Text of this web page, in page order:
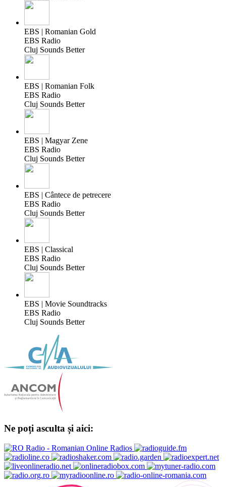
EBS | Romanian Gold
EBS Radio
Cluj Sounds Better
EBS | Romanian Folk
EBS Radio
Cluj Sounds Better
EBS | Magyar Zene
EBS Radio
Cluj Sounds Better
EBS | Cântece de petrecere
EBS Radio
Cluj Sounds Better
EBS | Classical
EBS Radio
Cluj Sounds Better
EBS | Movie Soundtracks
EBS Radio
Cluj Sounds Better
Ne poți asculta și aici: